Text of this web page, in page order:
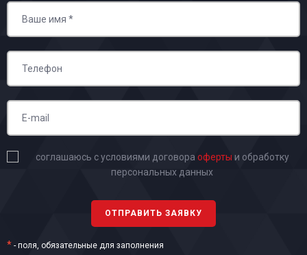
соглашаюсь с условиями договора оферты и обработку
персональных данных
* - поля, обязательные для заполнения